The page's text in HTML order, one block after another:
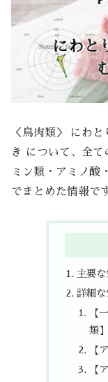
＜鳥肉類＞ にわ
き について、全て
ミン類・アミノ酸
でまとめた情報で
主要
詳細な
【
類
【
【